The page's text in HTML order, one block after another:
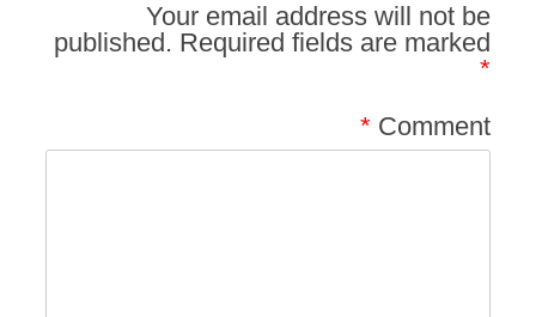
Your email address will not be
published. Required fields are marked
*
Comment
*